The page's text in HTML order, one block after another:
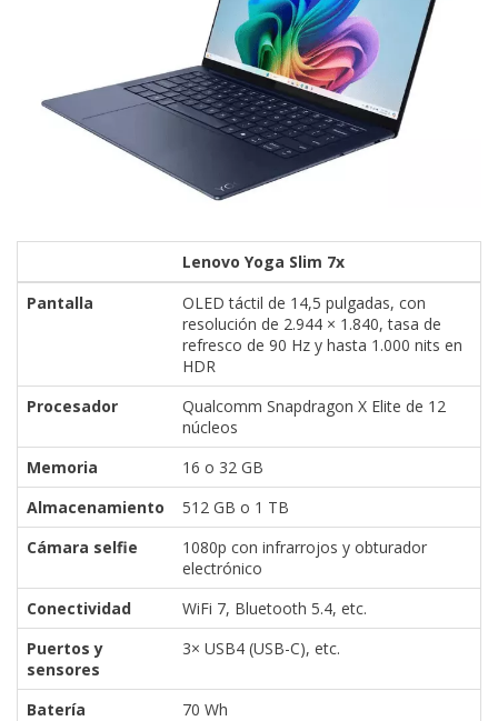
Lenovo Yoga Slim 7x
Pantalla
OLED táctil de 14,5 pulgadas, con
resolución de 2.944 × 1.840, tasa de
refresco de 90 Hz y hasta 1.000 nits en
HDR
Procesador
Qualcomm Snapdragon X Elite de 12
núcleos
Memoria
16 o 32 GB
Almacenamiento
512 GB o 1 TB
Cámara selfie
1080p con infrarrojos y obturador
electrónico
Conectividad
WiFi 7, Bluetooth 5.4, etc.
Puertos y
sensores
3× USB4 (USB-C), etc.
Batería
70 Wh